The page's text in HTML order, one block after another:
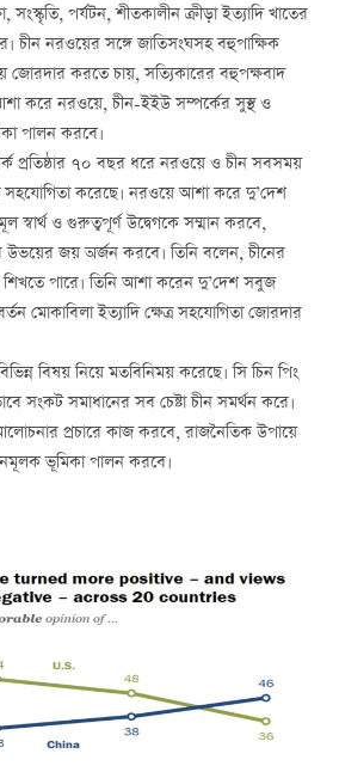
সংস্কৃতি, পর্যটন, শীতকালীন ক্রীড়া ইত্যাদি খাতের
চীন নরওয়ের সঙ্গে জাতিসংঘসহ বহুপাক্ষিক
জোরদার করতে চায়, সত্যিকারের বহুপক্ষবাদ
করে নরওয়ে, চীন-ইইউ সম্পর্কের সুস্থ ও
পালন করবে।
প্রতিষ্ঠার ৭০ বছর ধরে নরওয়ে ও চীন সবসময়
সহযোগিতা করেছে।নরওয়ে আশা করে দু’দেশ
ও গুরুত্বপূর্ণ উদ্বেগকে সম্মান করবে,
জয় অর্জন করবে। তিনি বলেন, চীনের
পারে। তিনি আশা করেন দু’দেশ সবুজ
মোকাবিলা ইত্যাদি ক্ষেত্র সহযোগিতা জোরদার
বিষয় নিয়ে মতবিনিময় করেছে। সি চিন পিং
সংকট সমাধানের সব চেষ্টা চীন সমর্থন করে।
প্রচারে কাজ করবে, রাজনৈতিক উপায়ে
ভূমিকা পালন করবে।